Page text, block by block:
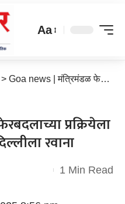
Aa
> Goa news | मंत्रिमंडळ फेरबदलाच्या प्रक्रियेला दिल्लीत गती; मुख्यमंत्री दिल्लीला रवाना
प्रक्रियेला
रवाना
1 Min Read